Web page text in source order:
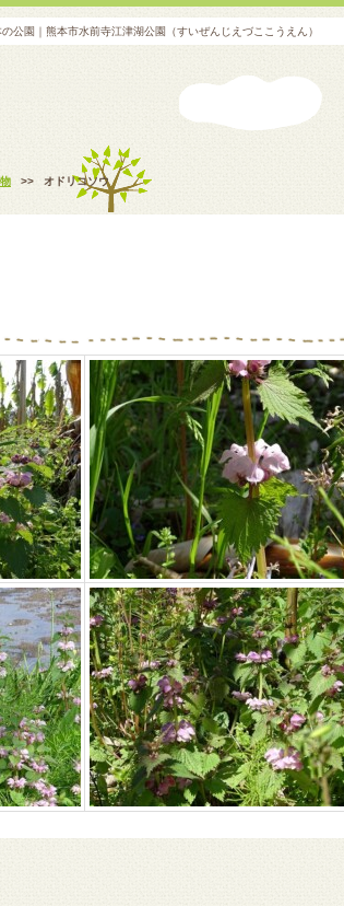
公園｜熊本市水前寺江津湖公園（すいぜんじえづここうえん）
>> オドリコソウ